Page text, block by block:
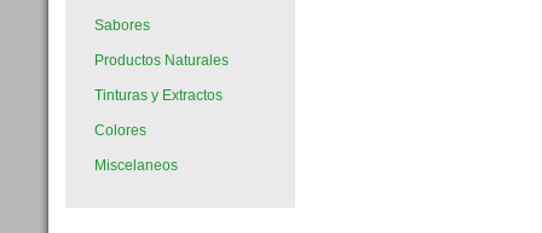
Sabores
Productos Naturales
Tinturas y Extractos
Colores
Miscelaneos